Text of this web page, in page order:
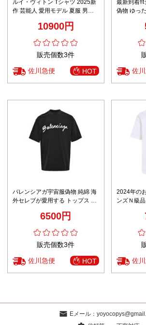
ルイ・ヴィトン Tシャツ 2025新
作 芸能人 愛用モデル 夏服 男女
適な着心地10900円
販売個数3件
佐川急便 HOT
最新到着‼t
偽物 ゆっ
佐
バレンシアガ宇宙服偽物 純綿 海
外セレブが愛用する トップス 短
6500円
販売個数3件
佐川急便 HOT
2024年の
ンズＮ級
佐
Eメール：